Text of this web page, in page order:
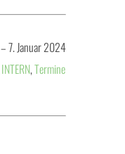
–7. Januar 2024
INTERN,Termine